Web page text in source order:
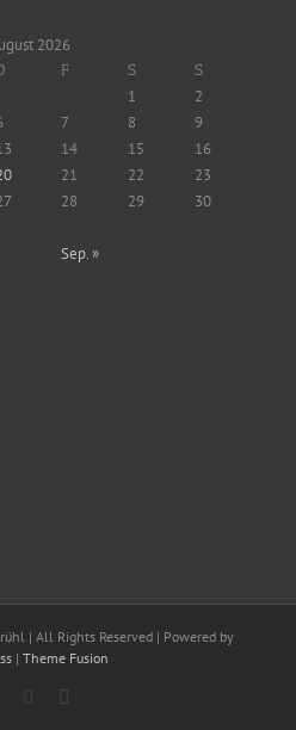
2026
F S S
1
2
7 8
9
14 15
16
21 22
23
28 29
30
Sep. »
| All Rights Reserved | Powered by
| Theme Fusion
Facebook